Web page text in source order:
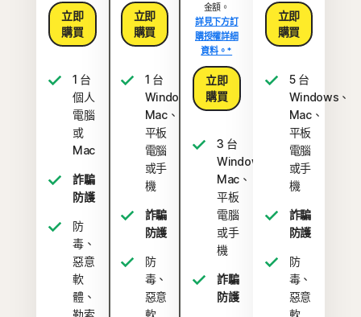
立即
購買
1 台
個人
電腦
或
Mac
詐騙
防護
防
毒、
惡意
軟
體、
立即
購買
1 台
Windows、
Mac、
平板
電腦
或手
機
詐騙
防護
防
毒、
惡意
金額。
詳見下方訂
購授權詳細
資料。*
立即
購買
3 台
Windows、
Mac、
平板
電腦
或手
機
詐騙
防護
立即
購買
5 台
Windows、
Mac、
平板
電腦
或手
機
詐騙
防護
防
毒、
惡意